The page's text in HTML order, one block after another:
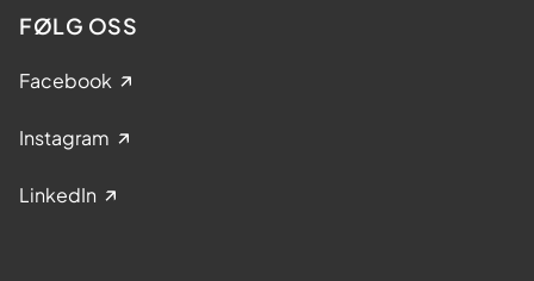
FØLG OSS
Facebook
Instagram
LinkedIn